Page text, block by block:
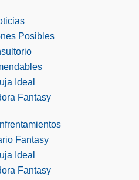
Posibles
Ideal
Fantasy
Fantasy
Ideal
Fantasy